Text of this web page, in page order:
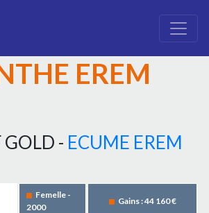
EREM
- ECUME EREM
Femelle -
2000
Gains : 44 160 €